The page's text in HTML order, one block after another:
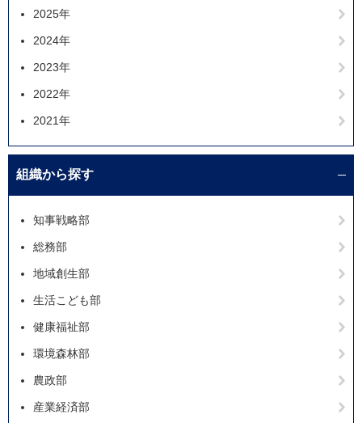
2025年
2024年
2023年
2022年
2021年
組織から探す
知事戦略部
総務部
地域創生部
生活こども部
健康福祉部
環境森林部
農政部
産業経済部